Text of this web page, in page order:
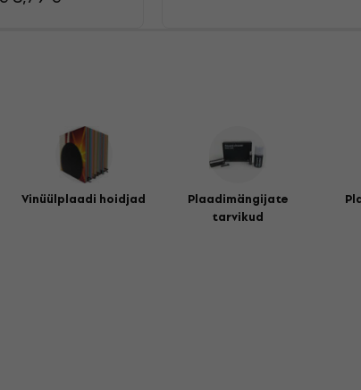
Vinüülplaadi hoidjad
Plaadimängijate
tarvikud